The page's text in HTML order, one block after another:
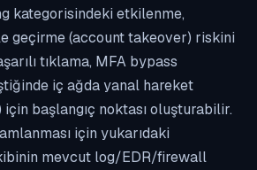
kategorisindeki etkilenme,
geçirme (account takeover) riskini
tıklama, MFA bypass
iç ağda yanal hareket
başlangıç noktası oluşturabilir.
için yukarıdaki
mevcut log/EDR/firewall